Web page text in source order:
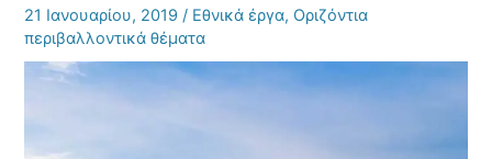
21 Ιανουαρίου, 2019/ Εθνικά έργα, Οριζόντια
περιβαλλοντικά θέματα